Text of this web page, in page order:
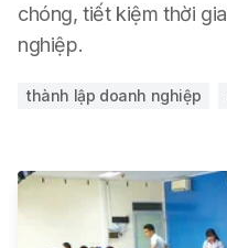
chóng, tiết kiệm thời
nghiệp.
thành lập doanh nghiệp